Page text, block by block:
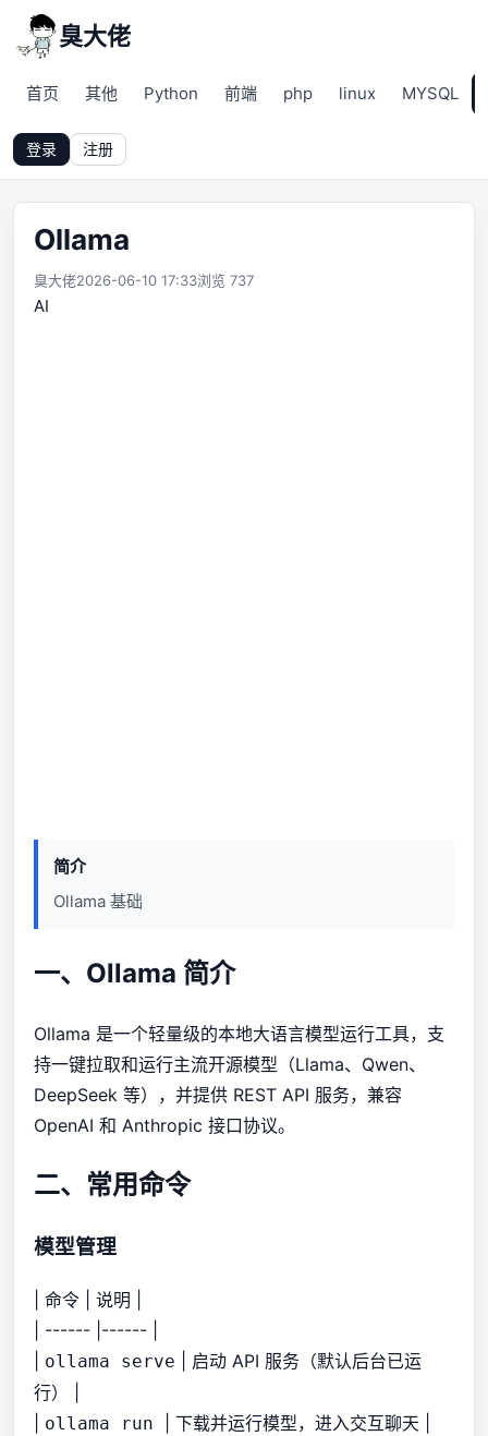
臭大佬
首页 其他 Python 前端 php linux MYSQL
登录 注册
Ollama
臭大佬2026-06-10 17:33浏览 737
AI
简介
Ollama 基础
一、Ollama 简介
Ollama 是一个轻量级的本地大语言模型运行工具，支
持一键拉取和运行主流开源模型（Llama、Qwen、
DeepSeek 等），并提供 REST API 服务，兼容
OpenAI 和 Anthropic 接口协议。
二、常用命令
模型管理
| 命令 | 说明 |
| ------ |------ |
ollama serve | 启动 API 服务（默认后台已运
行） |
ollama run
| 下载并运行模型，进入交互聊天 |